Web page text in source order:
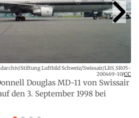
Douglas MD-11 von Swissair
den 3. September 1998 bei
Stiftung Luftbild Schweiz/Swissair/LBS_SR05-
200469-10/CC